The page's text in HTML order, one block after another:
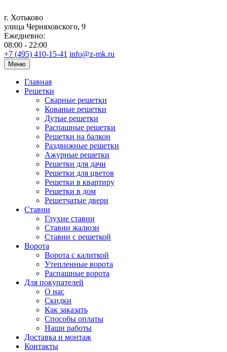
г. Хотьково
улица Черняховского, 9
Ежедневно:
08:00 - 22:00
+7 (495) 410-15-41 info@z-mk.ru
Меню
Главная
Решетки
Сварные решетки
Кованые решетки
Дутые решетки
Распашные решетки
Решетки на балкон
Раздвижные решетки
Ажурные решетки
Решетки для дачи
Решетки для цветов
Решетки в квартиру
Решетки в дом
Решетчатые двери
Ставни
Глухие ставни
Ставни жалюзи
Ставни с решеткой
Ворота
Ворота с калиткой
Утепленные ворота
Распашные ворота
Для покупателей
О нас
Скидки
Как заказать
Способы оплаты
Наши работы
Доставка и монтаж
Контакты